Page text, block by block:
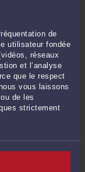
de
utilisateur fondée
réseaux
et l’analyse
que le respect
vous laissons
de les
strictement
de la
du
les
l'impossibilité
sa déclaration
Les témoins
980 du
visées à
ni parents
le testateur)
ne